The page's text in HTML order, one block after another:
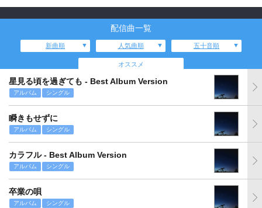
配信曲一覧
新曲順 人気曲順 五十音順
オススメ
星見る頃を過ぎても - Best Album Version
アルバム シングル
瞬きもせずに
アルバム シングル
カラフル - Best Album Version
アルバム シングル
卒業の唄
アルバム シングル